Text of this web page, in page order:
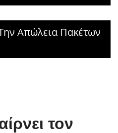
Απώλεια Πακέτων
τον